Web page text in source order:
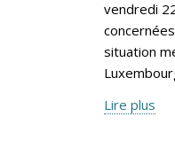
vendredi
situation
Lire plus